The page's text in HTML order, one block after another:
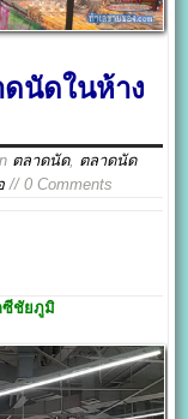
นัดในห้าง
ตลาดนัด, ตลาดนัด
// 0 Comments
ซีชัยภูมิ